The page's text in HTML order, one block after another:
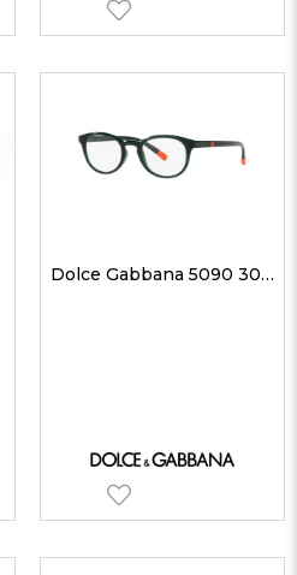
Dolce Gabbana 5090 3068 50 kadın Optik Gözlükler